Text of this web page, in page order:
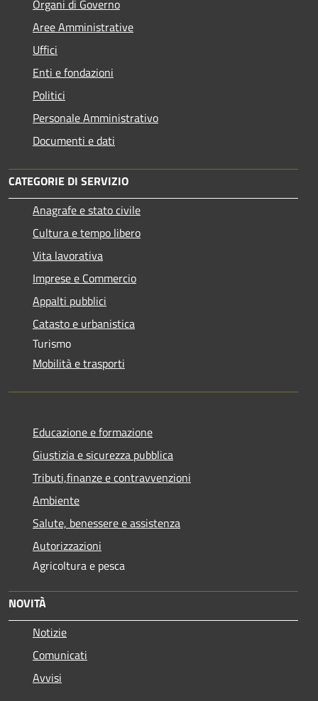
Organi di Governo
Aree Amministrative
Uffici
Enti e fondazioni
Politici
Personale Amministrativo
Documenti e dati
CATEGORIE DI SERVIZIO
Anagrafe e stato civile
Cultura e tempo libero
Vita lavorativa
Imprese e Commercio
Appalti pubblici
Catasto e urbanistica
Turismo
Mobilità e trasporti
Educazione e formazione
Giustizia e sicurezza pubblica
Tributi,finanze e contravvenzioni
Ambiente
Salute, benessere e assistenza
Autorizzazioni
Agricoltura e pesca
NOVITÀ
Notizie
Comunicati
Avvisi